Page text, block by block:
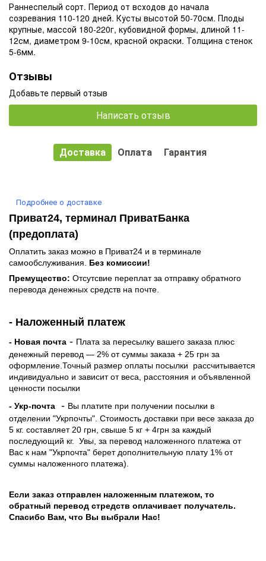
Раннеспелый сорт. Период от всходов до начала
созревания 110-120 дней. Кусты высотой 50-70см. Плоды
крупные, массой 180-220г, кубовидной формы, длиной 11-
12см, диаметром 9-10см, красной окраски. Толщина стенок
5-6мм.
Отзывы
Добавьте первый отзыв
Написать отзыв
Доставка Оплата Гарантия
Подробнее о доставке
Приват24, терминал ПриватБанка
(предоплата)
Оплатить заказ можно в Приват24 и в терминале
самообслуживания. Без комиссии!
Премущество: Отсутсвие переплат за отправку обратного
перевода денежных средств на почте.
- Наложенный платеж
- Новая почта - Плата за пересылку вашего заказа плюс
денежный перевод — 2% от суммы заказа + 25 грн за
оформление.Точный размер оплаты посылки рассчитывается
индивидуально и зависит от веса, расстояния и объявленной
ценности посылки
- Укр-почта
- Вы платите при получении посылки в
отделении "Укрпочты". Стоимость доставки при весе заказа до
5 кг. составляет 20 грн, свыше 5 кг + 4грн за каждый
последующий кг. Увы, за перевод наложенного платежа от
Вас к нам "Укрпочта" берет дополнительную плату 1% от
суммы наложенного платежа).
Если заказ отправлен наложенным платежом, то
обратный перевод стредств оплачивает получатель.
Спасибо Вам, что Вы выбрали Нас!